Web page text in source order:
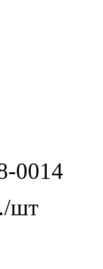
0014
шт